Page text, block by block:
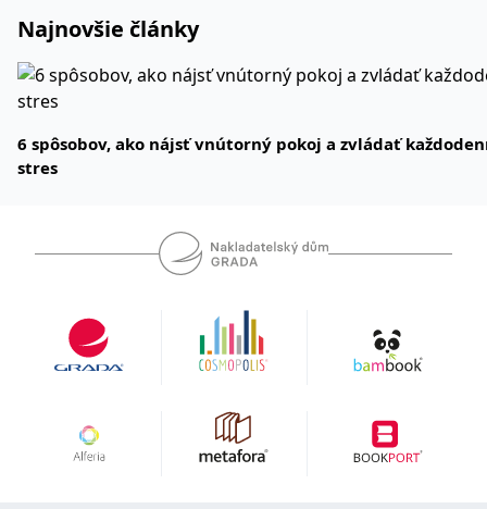
Najnovšie články
6 spôsobov, ako nájsť vnútorný pokoj a zvládať
stres